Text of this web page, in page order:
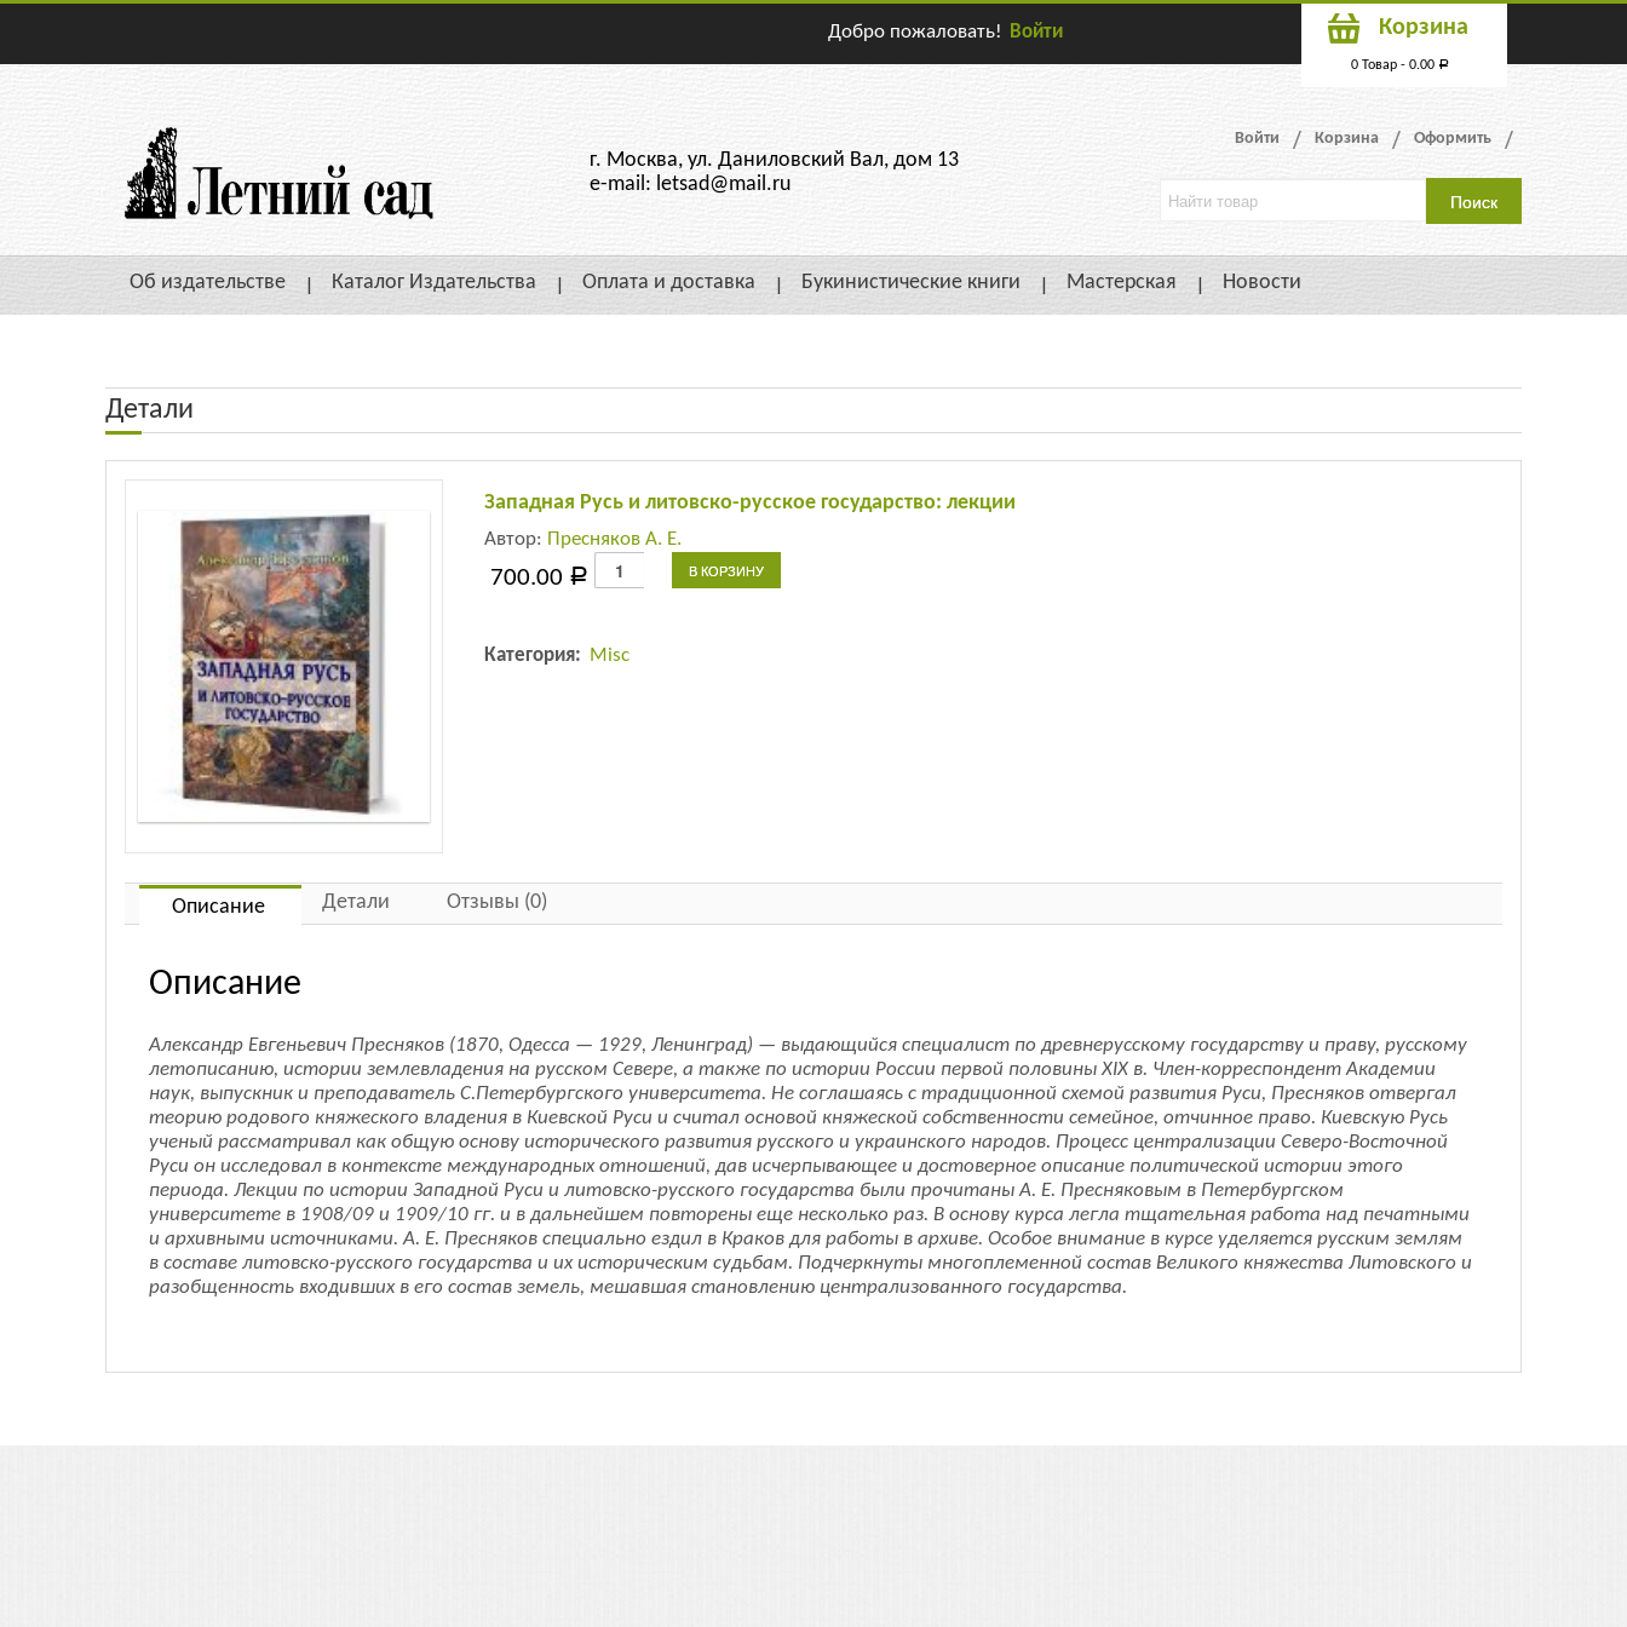
Добро пожаловать! Войти Корзина
0 Товар - 0.00 Р
г. Москва, ул. Даниловский Вал, дом 13
e-mail: letsad@mail.ru
Войти Корзина Оформить
Об издательстве Каталог Издательства Оплата и доставка Букинистические книги Мастерская Новости
Детали
Западная Русь и литовско-русское государство: лекции
Автор: Пресняков А. Е.
700.00 Р
Количество
товара
и
В КОРЗИНУ
Категория: Misc
Описание Детали Отзывы (0)
Описание
Александр Евгеньевич Пресняков (1870, Одесса — 1929, Ленинград) — выдающийся специалист по древнерусскому государству и праву, русскому
летописанию, истории землевладения на русском Севере, а также по истории России первой половины XIX в. Член-корреспондент Академии
наук, выпускник и преподаватель С.Петербургского университета. Не соглашаясь с традиционной схемой развития Руси, Пресняков отвергал
теорию родового княжеского владения в Киевской Руси и считал основой княжеской собственности семейное, отчинное право. Киевскую Русь
ученый рассматривал как общую основу исторического развития русского и украинского народов. Процесс централизации Северо-Восточной
Руси он исследовал в контексте международных отношений, дав исчерпывающее и достоверное описание политической истории этого
периода. Лекции по истории Западной Руси и литовско-русского государства были прочитаны А. Е. Пресняковым в Петербургском
университете в 1908/09 и 1909/10 гг. и в дальнейшем повторены еще несколько раз. В основу курса легла тщательная работа над печатными
и архивными источниками. А. Е. Пресняков специально ездил в Краков для работы в архиве. Особое внимание в курсе уделяется русским землям
в составе литовско-русского государства и их историческим судьбам. Подчеркнуты многоплеменной состав Великого княжества Литовского и
разобщенность входивших в его состав земель, мешавшая становлению централизованного государства.